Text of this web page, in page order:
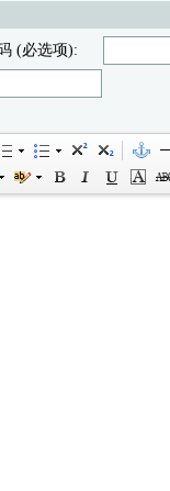
(必选项):